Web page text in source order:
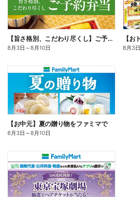
【旨さ格別、こだわり尽くし】ご予約弁当
8月3日 ～8月10日 8月3日
【お中元】夏の贈り物をファミマで
8月3日 ～8月10日